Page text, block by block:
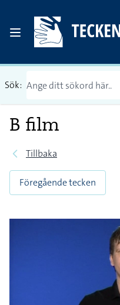
Sök:
B film
Tillbaka
Föregående tecken